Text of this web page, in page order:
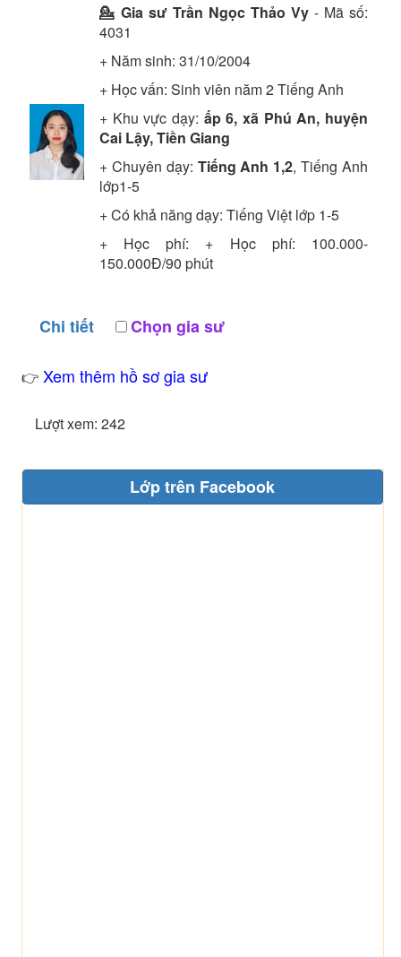
💁 Gia sư Trần Ngọc Thảo Vy - Mã số:
4031
+ Năm sinh: 31/10/2004
+ Học vấn: Sinh viên năm 2Tiếng Anh
+ Khu vực dạy: ấp 6, xã Phú An, huyện
Cai Lậy, Tiền Giang
+ Chuyên dạy: Tiếng Anh 1,2, Tiếng Anh
lớp1-5
+ Có khả năng dạy: Tiếng Việt lớp 1-5
+ Học phí: + Học phí: 100.000-
150.000Đ/90 phút
Chi tiết Chọn gia sư
👉 Xem thêm hồ sơ gia sư
Lượt xem: 242
Lớp trên Facebook